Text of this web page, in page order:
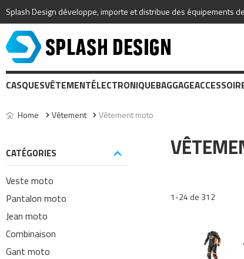
Splash Design développe, importe et distribue des équipements
CASQUESVÊTEMENTÉLECTRONIQUEBAGGAGE
Home Vêtement Vêtement moto
CATÉGORIES
Veste moto
Pantalon moto
Jean moto
Combinaison
Gant moto
1-24 de 312